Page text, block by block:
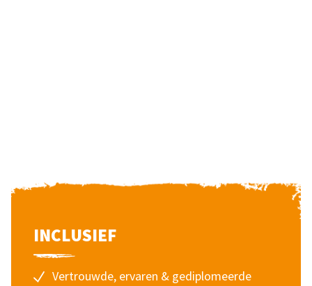
INCLUSIEF
Vertrouwde, ervaren & gediplomeerde